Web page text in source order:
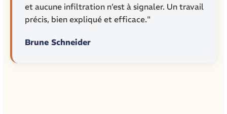
et aucune infiltration n’est à signaler. Un travail
précis, bien expliqué et efficace."
Brune Schneider